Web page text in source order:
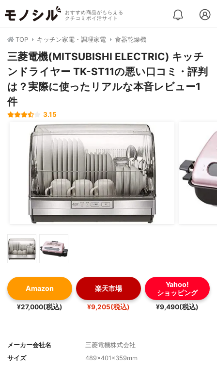
おすすめ商品がもらえる
クチコミポイ活サイト
TOP キッチン家電・調理家電 食器乾燥機
三菱電機(MITSUBISHI ELECTRIC) キッチ
ンドライヤー TK-ST11の悪い口コミ・評判
は？実際に使ったリアルな本音レビュー1
件
3.15
Amazon
¥27,000(税込)
楽天市場
¥9,205(税込)
Yahoo!
ショッピング
¥9,490(税込)
メーカー会社名
三菱電機株式会社
サイズ
489×401×359mm